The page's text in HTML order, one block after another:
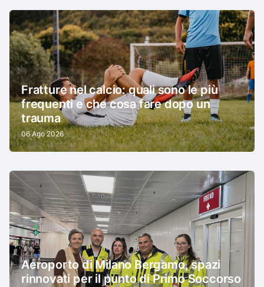
Fratture nel calcio: quali sono le più
frequenti e che cosa fare dopo un
trauma
06 Ago 2026
Aeroporto di Milano Bergamo, spazi
rinnovati per il punto di Primo Soccorso